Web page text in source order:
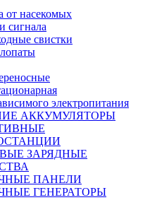
от насекомых
сигнала
свистки
электропитания
АККУМУЛЯТОРЫ
ЗАРЯДНЫЕ
ПАНЕЛИ
ГЕНЕРАТОРЫ